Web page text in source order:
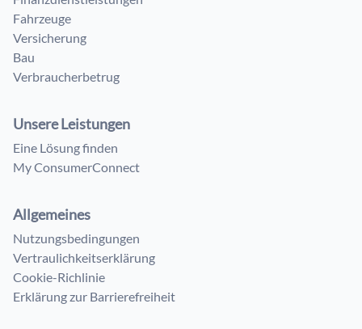
Fahrzeuge
Versicherung
Bau
Verbraucherbetrug
Unsere Leistungen
Eine Lösung finden
My ConsumerConnect
Allgemeines
Nutzungsbedingungen
Vertraulichkeitserklärung
Cookie-Richlinie
Erklärung zur Barrierefreiheit